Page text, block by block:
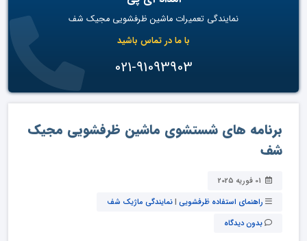
نمایندگی تعمیرات ماشین ظرفشویی مجیک شف
با ما در تماس باشید
021-91093903
برنامه های شستشوی ماشین ظرفشویی مجیک
شف
راهنمای استفاده ظرفشویی |نمایندگی ماژیک شف
بدون دیدگاه